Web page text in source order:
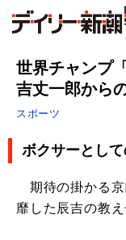
世界チャンプ
吉丈一郎から
スポーツ
ボクサーとし
期待の掛かる京
靡した辰吉の教え